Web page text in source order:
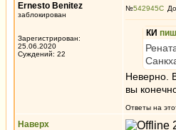
Ernesto Benitez
заблокирован
Зарегистрирован:
25.06.2020
Суждений: 22
№542945
КИ
Неверно.
вы
Ответы на
Наверх